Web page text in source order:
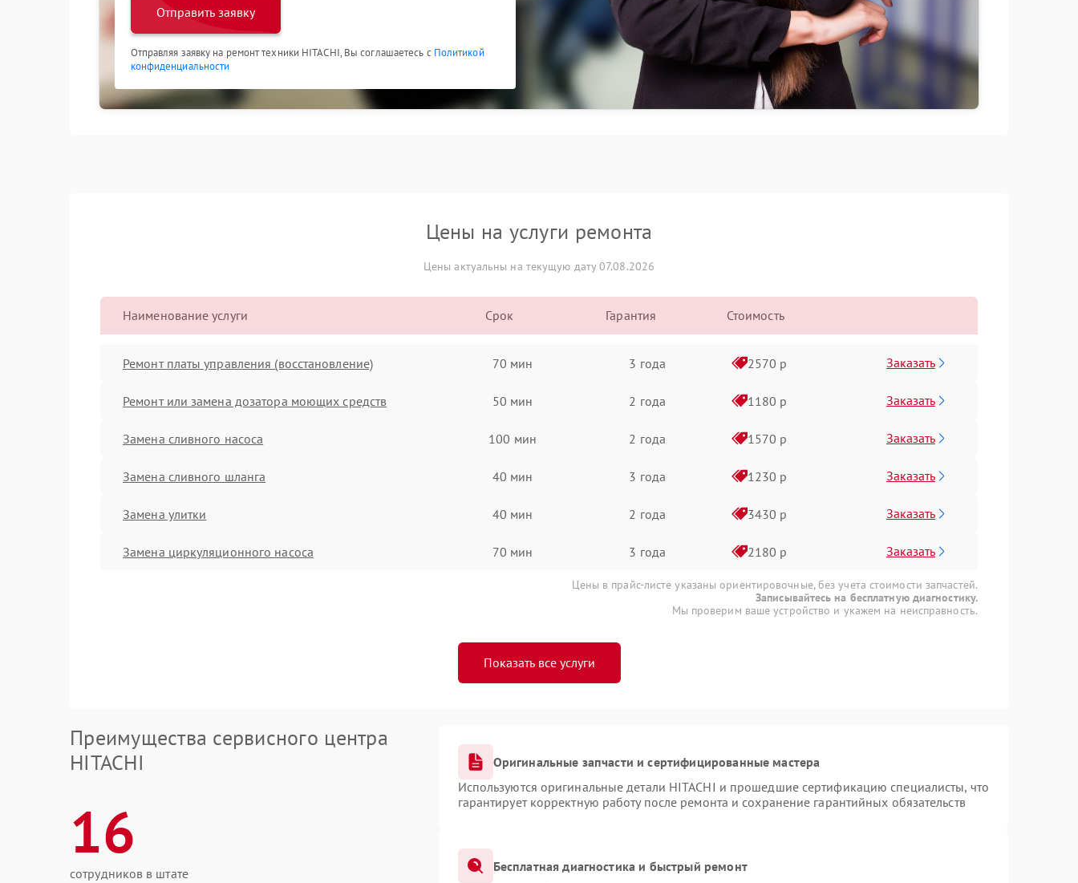
Отправить заявку
Отправляя заявку на ремонт техники HITACHI, Вы соглашаетесь с Политикой
конфиденциальности
Цены на услуги ремонта
Цены актуальны на текущую дату 07.08.2026
Наименование услуги Срок Гарантия Стоимость
Ремонт платы управления (восстановление) 70 мин 3 года 2570 р Заказать
Ремонт или замена дозатора моющих средств 50 мин 2 года 1180 р Заказать
Замена сливного насоса 100 мин 2 года 1570 р Заказать
Замена сливного шланга 40 мин 3 года 1230 р Заказать
Замена улитки 40 мин 2 года 3430 р Заказать
Замена циркуляционного насоса 70 мин 3 года 2180 р Заказать
Цены в прайс-листе указаны ориентировочные, без учета стоимости запчастей.
Записывайтесь на бесплатную диагностику.
Мы проверим ваше устройство и укажем на неисправность.
Показать все услуги
Преимущества сервисного центра
HITACHI
16
сотрудников в штате
Оригинальные запчасти и сертифицированные мастера
Используются оригинальные детали HITACHI и прошедшие сертификацию специалисты, что
гарантирует корректную работу после ремонта и сохранение гарантийных обязательств
Бесплатная диагностика и быстрый ремонт